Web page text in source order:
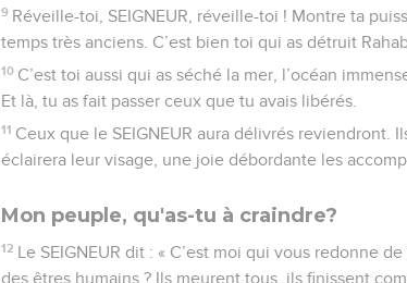
9 Réveille-toi, SEIGNEUR, réveille-toi ! Montre ta
temps très anciens. C’est bien toi qui as détruit
10 C’est toi aussi qui as séché la mer, l’océan
Et là, tu as fait passer ceux que tu avais libérés.
11 Ceux que le SEIGNEUR aura délivrés reviendront.
éclairera leur visage, une joie débordante les
Mon peuple, qu'as-tu à craindre?
12 Le SEIGNEUR dit : « C’est moi qui vous redonne
des êtres humains ? Ils meurent tous, ils finissent